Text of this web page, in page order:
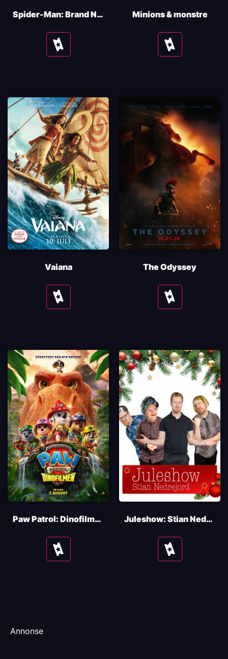
Spider-Man: Brand New Day
Se
tider
Minions & monstre
Se
tider
Vaiana
Se
tider
The Odyssey
Se
tider
Paw Patrol: Dinofilmen
Se
tider
Juleshow: Stian Nedrejord
Se
tider
Annonse